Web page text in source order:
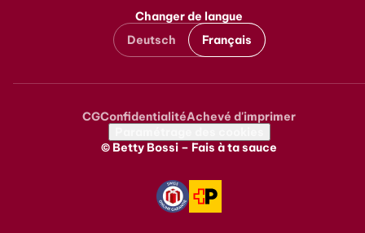
Changer de langue
Deutsch
Français
Metanavigation
CGConfidentialitéAchevé d'imprimer
© Betty Bossi – Fais à ta sauce